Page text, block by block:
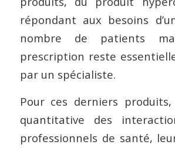
répondant aux besoins
nombre de patients
prescription reste
par un spécialiste.
Pour ces derniers produits,
quantitative des
professionnels de santé,